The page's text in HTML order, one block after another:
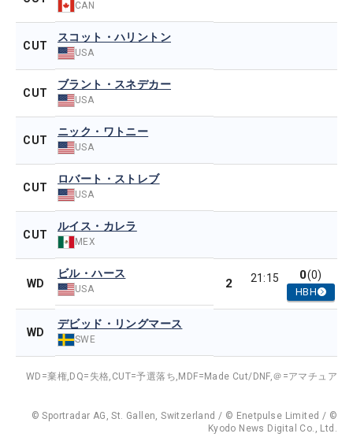
CAN
CUT
スコット・ハリントン
USA
CUT
ブラント・スネデカー
USA
CUT
ニック・ワトニー
USA
CUT
ロバート・ストレブ
USA
CUT
ルイス・カレラ
MEX
WD
ビル・ハース
USA 2 21:15 0(0)
HBH
WD
デビッド・リングマース
SWE
WD=棄権, DQ=失格, CUT=予選落ち, MDF=Made Cut/DNF,＠=アマチュア
© Sportradar AG, St. Gallen, Switzerland / © Enetpulse Limited / ©
Kyodo News Digital Co., Ltd.